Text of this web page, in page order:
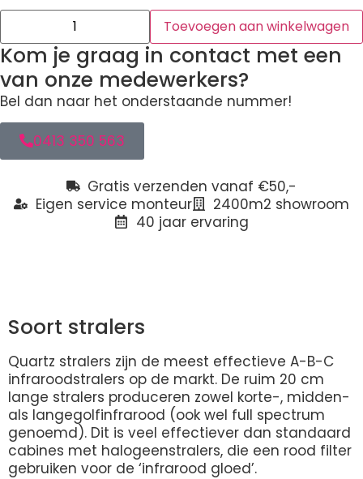
Toevoegen aan winkelwagen
Kom je graag in contact met een
van onze medewerkers?
Bel dan naar het onderstaande nummer!
0413 350 563
Gratis verzenden vanaf €50,-
Eigen service monteur
2400m2 showroom
40 jaar ervaring
Soort stralers
Quartz stralers zijn de meest effectieve A-B-C
infraroodstralers op de markt. De ruim 20 cm
lange stralers produceren zowel korte-, midden-
als langegolfinfrarood (ook wel full spectrum
genoemd). Dit is veel effectiever dan standaard
cabines met halogeenstralers, die een rood filter
gebruiken voor de ‘infrarood gloed’.